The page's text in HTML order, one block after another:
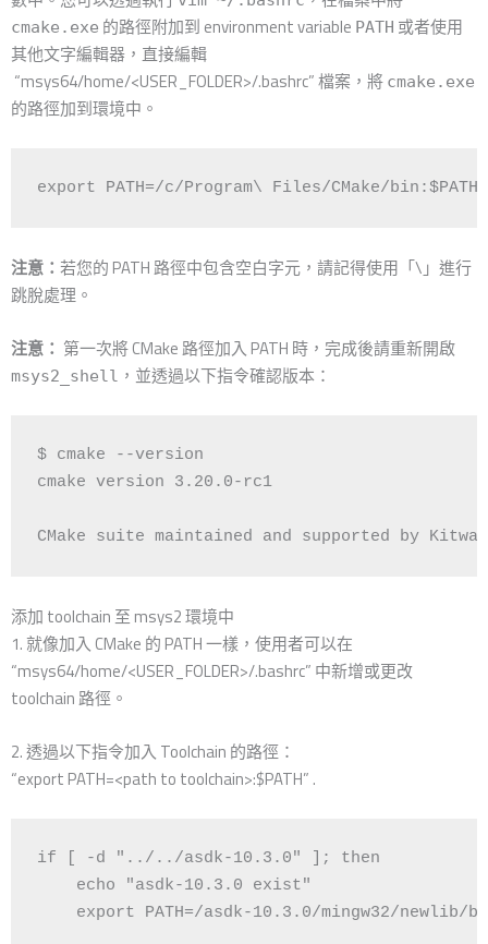
cmake.exe 的路徑附加到 environment variable PATH 或者使用
其他文字編輯器，直接編輯
“msys64/home/<USER_FOLDER>/.bashrc” 檔案，將 cmake.exe
的路徑加到環境中。
export PATH=/c/Program\ Files/CMake/bin:$PATH
注意： 若您的 PATH 路徑中包含空白字元，請記得使用「\」進行
跳脫處理。
注意： 第一次將 CMake 路徑加入 PATH 時，完成後請重新開啟
msys2_shell ，並透過以下指令確認版本：
$ cmake --version
cmake version 3.20.0-rc1
CMake suite maintained and supported by
添加 toolchain 至 msys2 環境中
1. 就像加入 CMake 的 PATH 一樣，使用者可以在
“msys64/home/<USER_FOLDER>/.bashrc” 中新增或更改
toolchain 路徑。
2. 透過以下指令加入 Toolchain 的路徑：
“export PATH=<path to toolchain>:$PATH” .
if [ -d "../../asdk-10.3.0" ]; then
    echo "asdk-10.3.0 exist"
export PATH=/asdk-10.3.0/mingw32/newlib/